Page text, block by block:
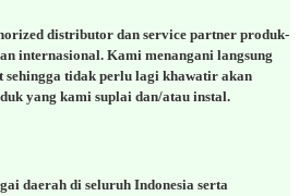
distributor dan service partner produk-
internasional. Kami menangani langsung
tidak perlu lagi khawatir akan
yang kami suplai dan/atau instal.
daerah di seluruh Indonesia serta